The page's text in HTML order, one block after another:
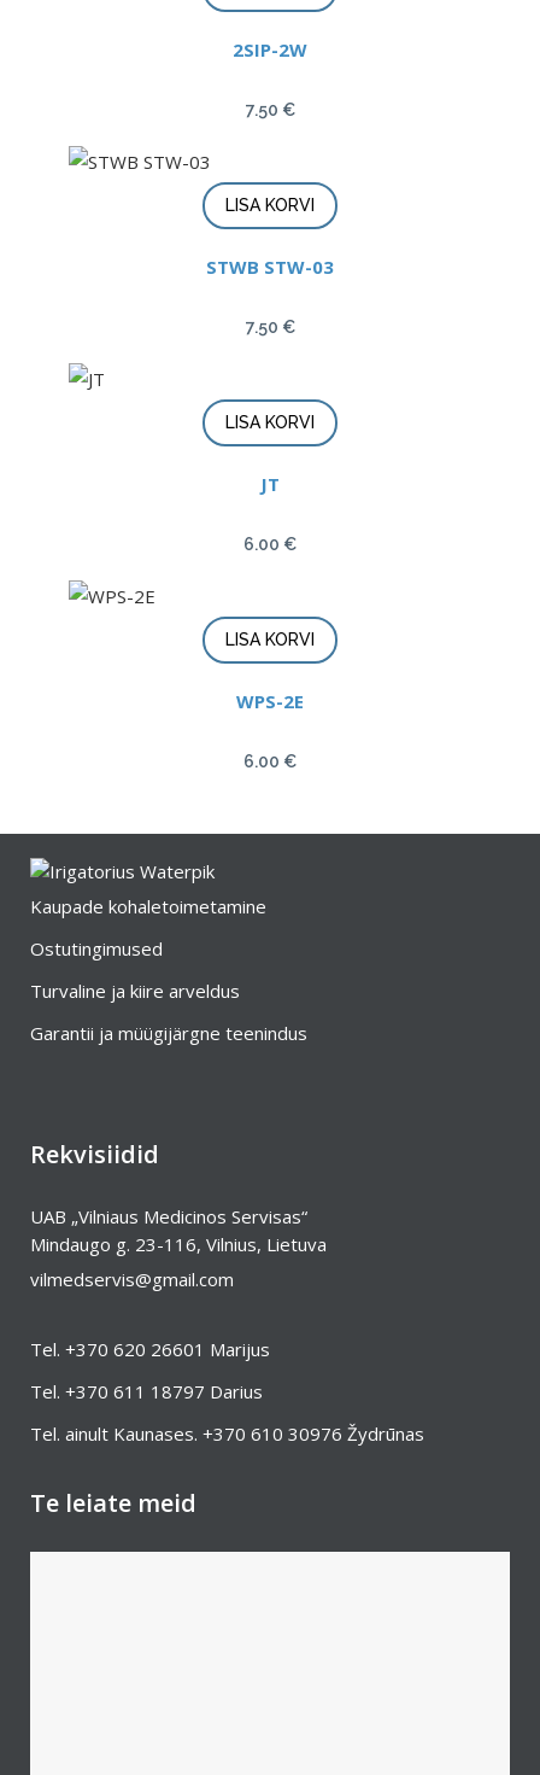
2SIP-2W
7.50 €
LISA KORVI
STWB STW-03
7.50 €
LISA KORVI
JT
6.00 €
LISA KORVI
WPS-2E
6.00 €
Kaupade kohaletoimetamine
Ostutingimused
Turvaline ja kiire arveldus
Garantii ja müügijärgne teenindus
Rekvisiidid
UAB „Vilniaus Medicinos Servisas“
Mindaugo g. 23-116, Vilnius, Lietuva
vilmedservis@gmail.com
Tel. +370 620 26601 Marijus
Tel. +370 611 18797 Darius
Tel. ainult Kaunases. +370 610 30976 Žydrūnas
Te leiate meid